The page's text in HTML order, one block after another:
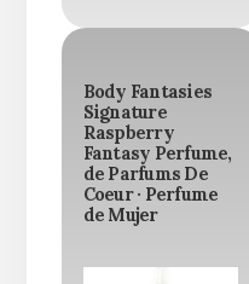
Body Fantasies
Signature
Raspberry
Fantasy Perfume,
de Parfums De
Coeur · Perfume
de Mujer